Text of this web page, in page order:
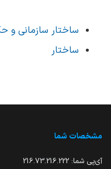
ساختار سازمانی و
ساختار
مشخصات شما
آی‌پی شما: 216.73.216.222